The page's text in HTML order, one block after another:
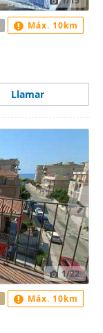
Llamar
Máx. 10km
1/22
Máx. 10km